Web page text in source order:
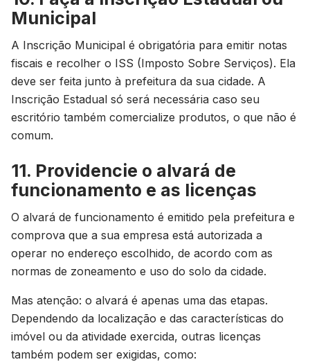
Municipal
A Inscrição Municipal é obrigatória para emitir notas
fiscais e recolher o ISS (Imposto Sobre Serviços). Ela
deve ser feita junto à prefeitura da sua cidade. A
Inscrição Estadual só será necessária caso seu
escritório também comercialize produtos, o que não é
comum.
11. Providencie o alvará de
funcionamento e as licenças
O alvará de funcionamento é emitido pela prefeitura e
comprova que a sua empresa está autorizada a
operar no endereço escolhido, de acordo com as
normas de zoneamento e uso do solo da cidade.
Mas atenção: o alvará é apenas uma das etapas.
Dependendo da localização e das características do
imóvel ou da atividade exercida, outras licenças
também podem ser exigidas, como: